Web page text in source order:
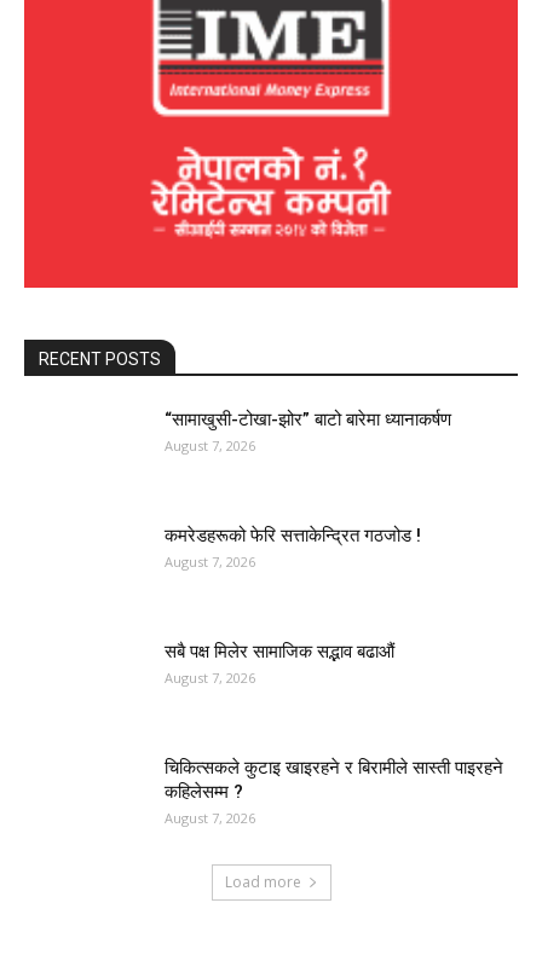
RECENT POSTS
“सामाखुसी-टोखा-झोर” बाटो बारेमा ध्यानाकर्षण
August 7, 2026
कमरेडहरूको फेरि सत्ताकेन्द्रित गठजोड !
August 7, 2026
सबै पक्ष मिलेर सामाजिक सद्भाव बढाऔं
August 7, 2026
चिकित्सकले कुटाइ खाइरहने र बिरामीले सास्ती पाइरहने
कहिलेसम्म ?
August 7, 2026
Load more